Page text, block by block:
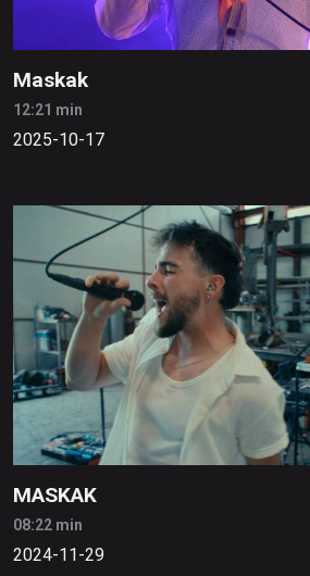
Maskak
12:21 min
2025-10-17
MASKAK
08:22 min
2024-11-29